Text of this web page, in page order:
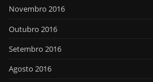
Novembro 2016
Outubro 2016
Setembro 2016
Agosto 2016